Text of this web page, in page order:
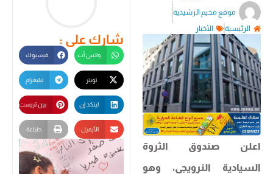
موقع مخيم الرشيدية
الرئيسية
الأخبار
اعلن صندوق الثروة
السيادية النرويجي، وهو
شارك على :
واتس أب فيسبوك
تيليغرام
لينكد إن بين تريست
الأيميل طباعة